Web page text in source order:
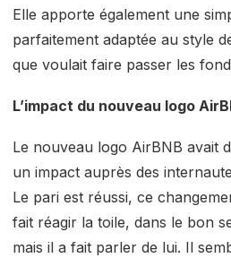
Elle apporte également une
parfaitement adaptée au style
que voulait faire passer les
L’impact du nouveau logo
Le nouveau logo AirBNB avait
un impact auprès des
Le pari est réussi, ce
fait réagir la toile, dans le bon
mais il a fait parler de lui. Il